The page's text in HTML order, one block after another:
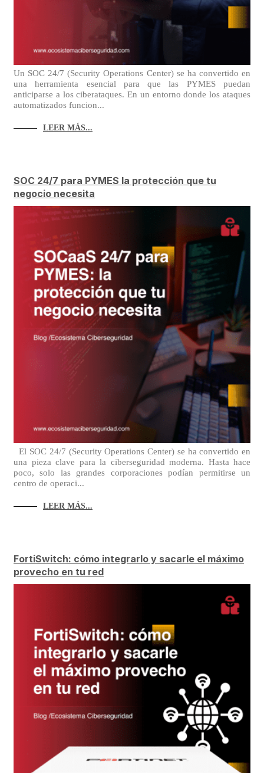
Un SOC 24/7 (Security Operations Center) se ha convertido en
una herramienta esencial para que las PYMES puedan
anticiparse a los ciberataques. En un entorno donde los ataques
automatizados funcion...
LEER MÁS...
SOC 24/7 para PYMES la protección que tu
negocio necesita
El SOC 24/7 (Security Operations Center) se ha convertido en
una pieza clave para la ciberseguridad moderna. Hasta hace
poco, solo las grandes corporaciones podían permitirse un
centro de operaci...
LEER MÁS...
FortiSwitch: cómo integrarlo y sacarle el máximo
provecho en tu red